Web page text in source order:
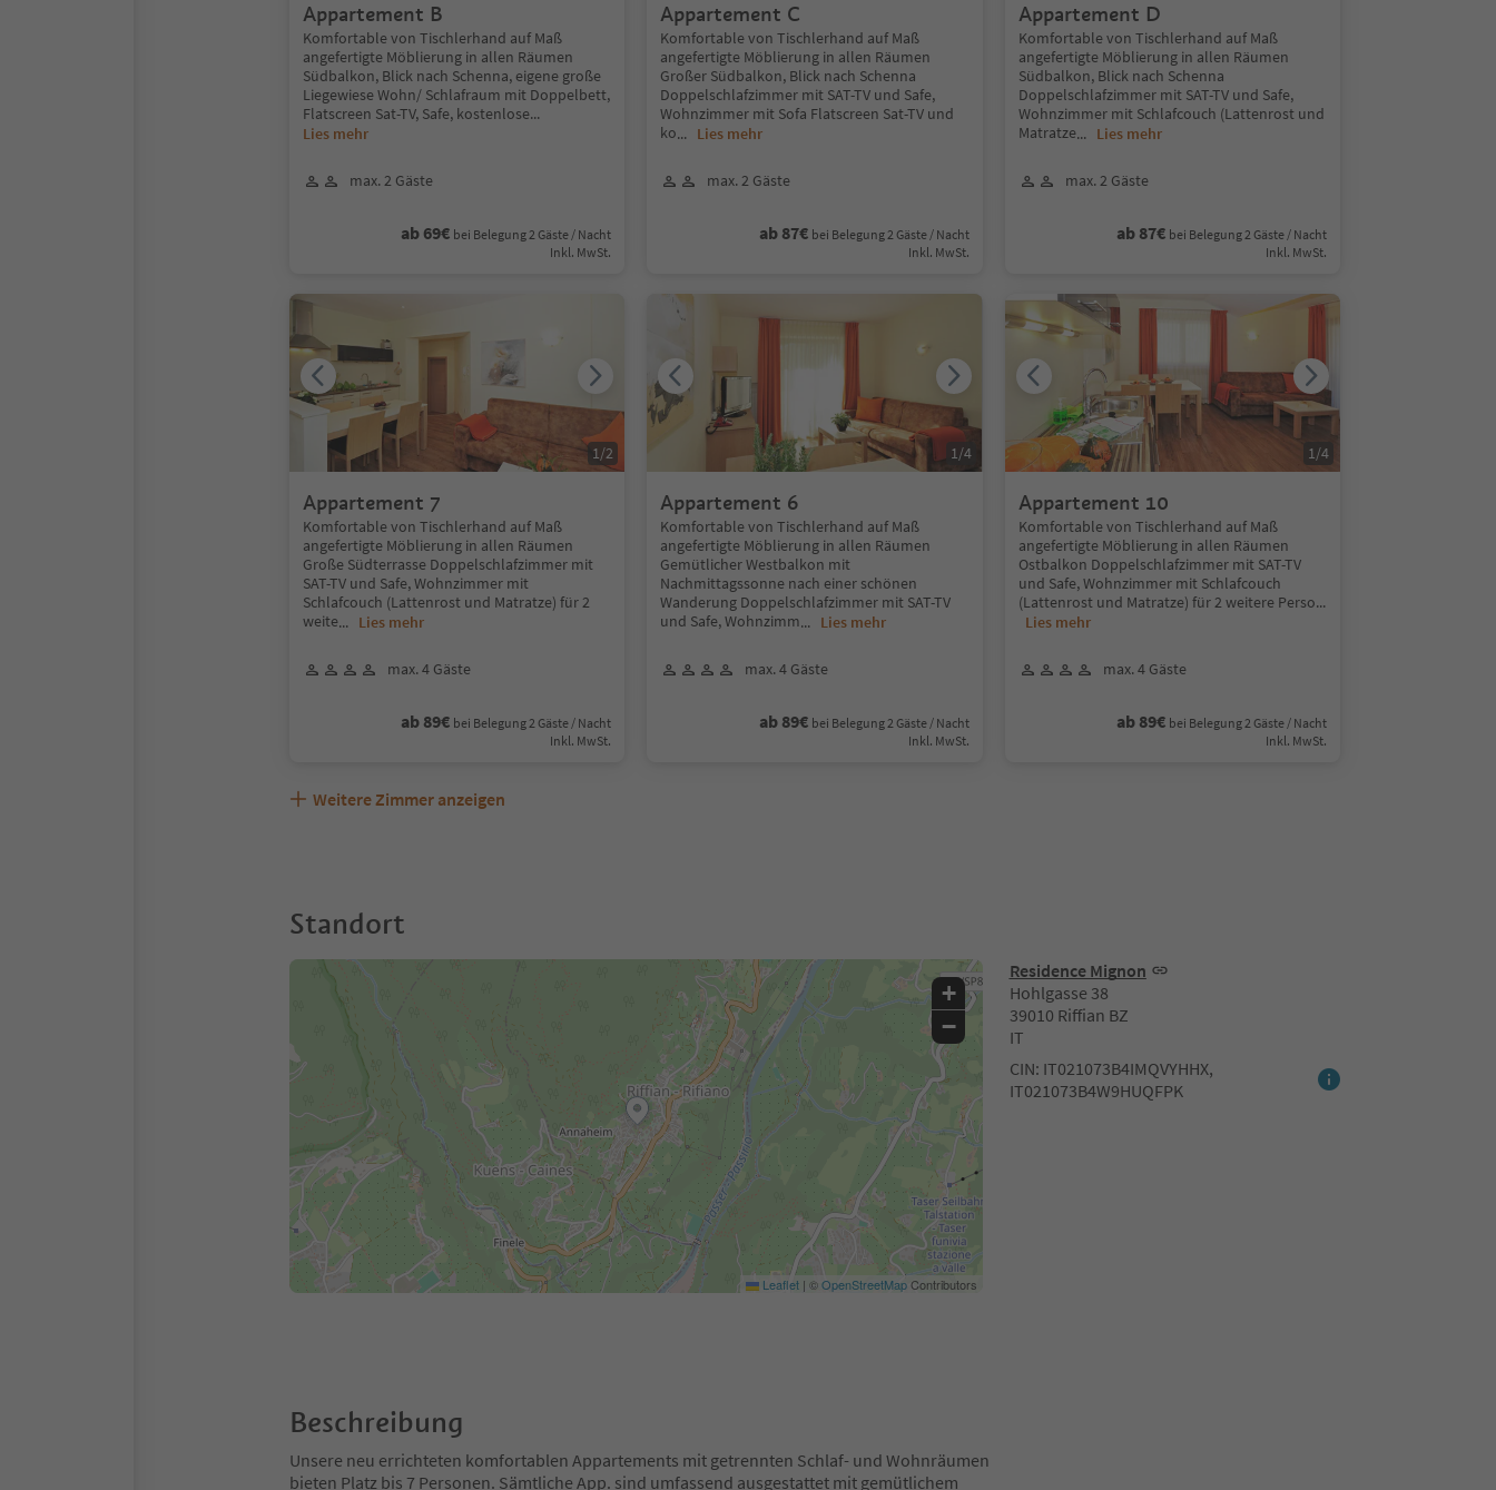
Appartement B
Komfortable von Tischlerhand auf Maß
angefertigte Möblierung in allen Räumen
Südbalkon, Blick nach Schenna, eigene große
Liegewiese Wohn/ Schlafraum mit Doppelbett,
Flatscreen Sat-TV, Safe, kostenlose...
Lies mehr
max. 2 Gäste
ab 69€ bei Belegung 2 Gäste / Nacht
Inkl. MwSt.
Appartement C
Komfortable von Tischlerhand auf Maß
angefertigte Möblierung in allen Räumen
Großer Südbalkon, Blick nach Schenna
Doppelschlafzimmer mit SAT-TV und Safe,
Wohnzimmer mit Sofa Flatscreen Sat-TV und
ko... Lies mehr
max. 2 Gäste
ab 87€ bei Belegung 2 Gäste / Nacht
Inkl. MwSt.
Appartement D
Komfortable von Tischlerhand auf Maß
angefertigte Möblierung in allen Räumen
Südbalkon, Blick nach Schenna
Doppelschlafzimmer mit SAT-TV und Safe,
Wohnzimmer mit Schlafcouch (Lattenrost und
Matratze... Lies mehr
max. 2 Gäste
ab 87€ bei Belegung 2 Gäste / Nacht
Inkl. MwSt.
Appartement 7
Komfortable von Tischlerhand auf Maß
angefertigte Möblierung in allen Räumen
Große Südterrasse Doppelschlafzimmer mit
SAT-TV und Safe, Wohnzimmer mit
Schlafcouch (Lattenrost und Matratze) für 2
weite... Lies mehr
max. 4 Gäste
ab 89€ bei Belegung 2 Gäste / Nacht
Inkl. MwSt.
1/2
Appartement 6
Komfortable von Tischlerhand auf Maß
angefertigte Möblierung in allen Räumen
Gemütlicher Westbalkon mit
Nachmittagssonne nach einer schönen
Wanderung Doppelschlafzimmer mit SAT-TV
und Safe, Wohnzimm... Lies mehr
max. 4 Gäste
ab 89€ bei Belegung 2 Gäste / Nacht
Inkl. MwSt.
1/4
Appartement 10
Komfortable von Tischlerhand auf Maß
angefertigte Möblierung in allen Räumen
Ostbalkon Doppelschlafzimmer mit SAT-TV
und Safe, Wohnzimmer mit Schlafcouch
(Lattenrost und Matratze) für 2 weitere Perso...
Lies mehr
max. 4 Gäste
ab 89€ bei Belegung 2 Gäste / Nacht
Inkl. MwSt.
1/4
Weitere Zimmer anzeigen
Standort
Residence Mignon
Hohlgasse 38
39010 Riffian BZ
IT
CIN: IT021073B4IMQVYHHX,
IT021073B4W9HUQFPK
+
−
Leaflet | ©OpenStreetMapContributors
Beschreibung
Unsere neu errichteten komfortablen Appartements mit getrennten Schlaf- und Wohnräumen
bieten Platz bis 7 Personen. Sämtliche App. sind umfassend ausgestattet mit gemütlichem